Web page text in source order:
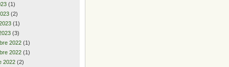
(1)
(2)
(1)
(3)
2022 (1)
2022 (1)
2022 (2)